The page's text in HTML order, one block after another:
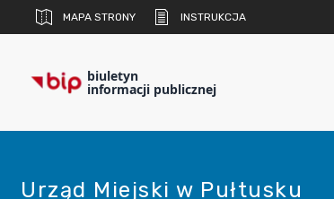
MAPA STRONY INSTRUKCJA
biuletyn
informacji publicznej
Urząd Miejski w Pułtusku